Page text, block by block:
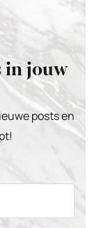
in jouw
posts en